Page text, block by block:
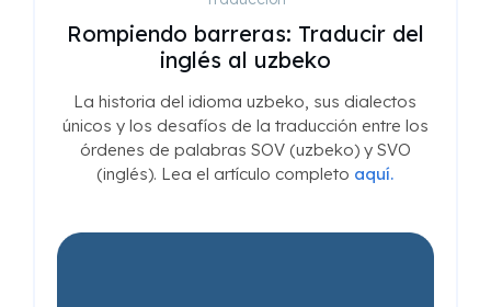
Rompiendo barreras: Traducir del
inglés al uzbeko
La historia del idioma uzbeko, sus dialectos
únicos y los desafíos de la traducción entre los
órdenes de palabras SOV (uzbeko) y SVO
(inglés). Lea el artículo completo aquí.